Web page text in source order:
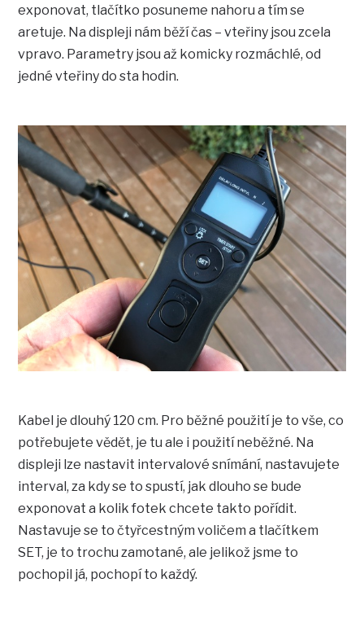
exponovat, tlačítko posuneme nahoru a tím se
aretuje. Na displeji nám běží čas – vteřiny jsou zcela
vpravo. Parametry jsou až komicky rozmáchlé, od
jedné vteřiny do sta hodin.
Kabel je dlouhý 120 cm. Pro běžné použití je to vše, co
potřebujete vědět, je tu ale i použití neběžné. Na
displeji lze nastavit intervalové snímání, nastavujete
interval, za kdy se to spustí, jak dlouho se bude
exponovat a kolik fotek chcete takto pořídit.
Nastavuje se to čtyřcestným voličem a tlačítkem
SET, je to trochu zamotané, ale jelikož jsme to
pochopil já, pochopí to každý.